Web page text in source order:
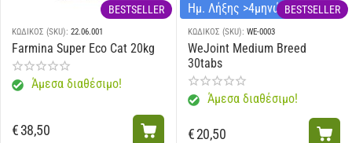
BESTSELLER
ΚΩΔΙΚΟΣ (SKU): 22.06.001
Farmina Super Eco Cat 20kg
Άμεσα διαθέσιμο!
€38,50
Ημ. Λήξης >4μηνώνBESTSELLER
ΚΩΔΙΚΟΣ (SKU): WE-0003
WeJoint Medium Breed
30tabs
Άμεσα διαθέσιμο!
€20,50